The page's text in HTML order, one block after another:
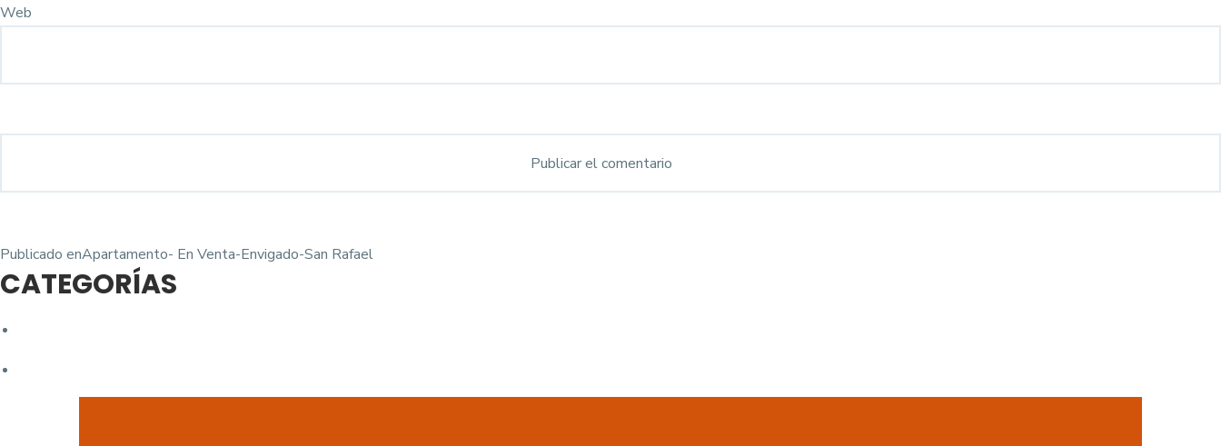
Web
Navegación
de
entradas
Publicado enApartamento- En Venta-Envigado-San Rafael
CATEGORÍAS